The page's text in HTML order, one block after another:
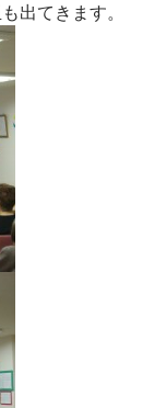
出てきます。